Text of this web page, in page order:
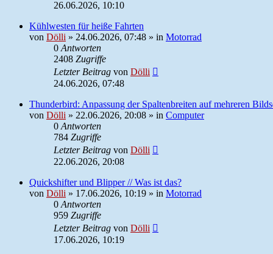
26.06.2026, 10:10
Kühlwesten für heiße Fahrten
von Dölli » 24.06.2026, 07:48 » in Motorrad
0 Antworten
2408 Zugriffe
Letzter Beitrag von Dölli
24.06.2026, 07:48
Thunderbird: Anpassung der Spaltenbreiten auf mehreren
von Dölli » 22.06.2026, 20:08 » in Computer
0 Antworten
784 Zugriffe
Letzter Beitrag von Dölli
22.06.2026, 20:08
Quickshifter und Blipper // Was ist das?
von Dölli » 17.06.2026, 10:19 » in Motorrad
0 Antworten
959 Zugriffe
Letzter Beitrag von Dölli
17.06.2026, 10:19